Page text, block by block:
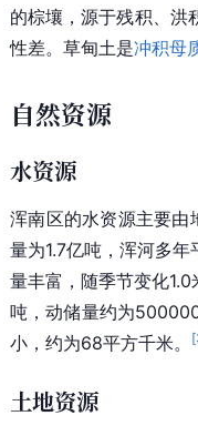
的棕壤，源于残积、洪
性差。草甸土是冲积母
自然资源
水资源
浑南区的水资源主要由
量为1.7亿吨， 浑河多年
量丰富，随季节变化
吨，动储量约为
小，约为68平方千米。
[
土地资源